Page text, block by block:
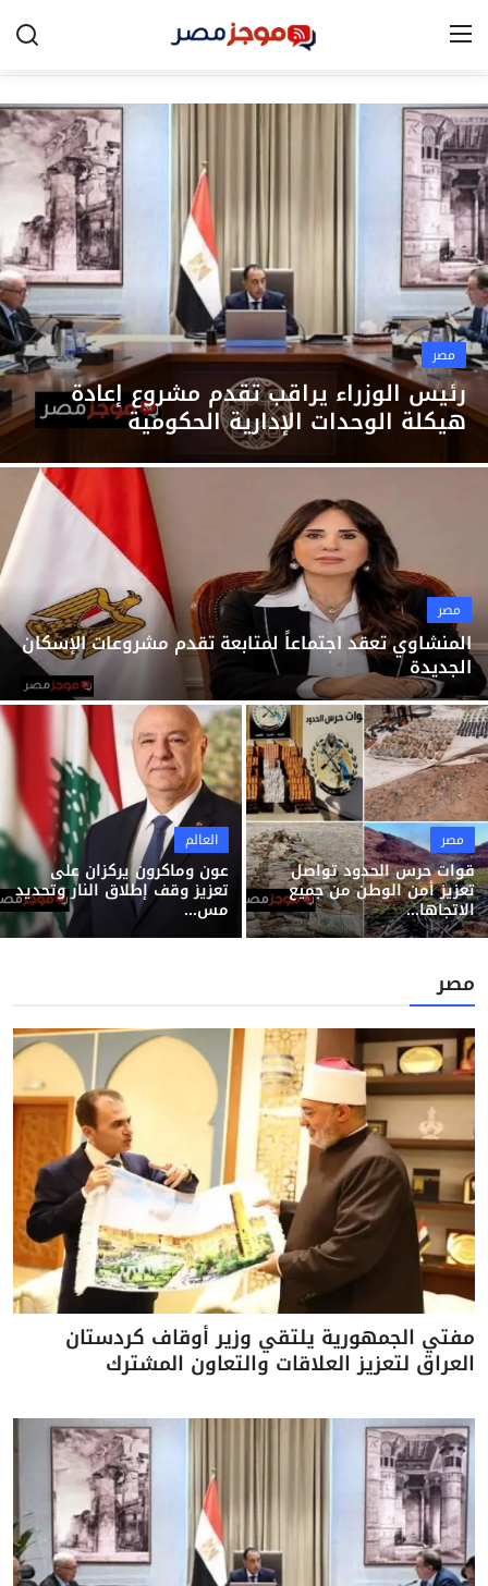
الرئيسية
مصر
الخليج
العالم
الرياضة
اقتصاد
تكنولوجيا
التعليم
منوعات
مصر
رئيس الوزراء يراقب تقدم مشروع إعادة
هيكلة الوحدات الإدارية الحكومية
مصر
المنشاوي تعقد اجتماعاً لمتابعة تقدم مشروعات الإسكان
الجديدة
مصر
قوات حرس الحدود تواصل
تعزيز أمن الوطن من جميع
الاتجاها...
العالم
عون وماكرون يركزان على
تعزيز وقف إطلاق النار وتحديد
مس...
مصر
مفتي الجمهورية يلتقي وزير أوقاف كردستان
العراق لتعزيز العلاقات والتعاون المشترك